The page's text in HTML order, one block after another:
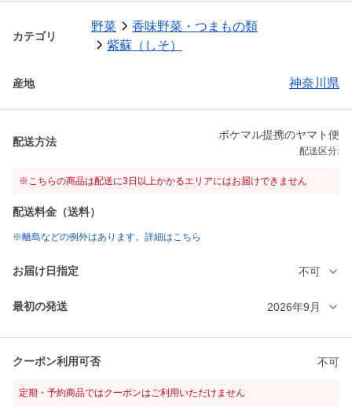
カテゴリ
野菜
香味野菜・つまもの類
紫蘇（しそ）
産地 神奈川県
配送方法
ポケマル提携のヤマト便
配送区分:
※こちらの商品は配送に3日以上かかるエリアにはお届けできません
配送料金（送料）
※離島などの例外はあります。詳細はこちら
お届け日指定 不可
最初の発送 2026年9月
クーポン利用可否 不可
定期・予約商品ではクーポンはご利用いただけません